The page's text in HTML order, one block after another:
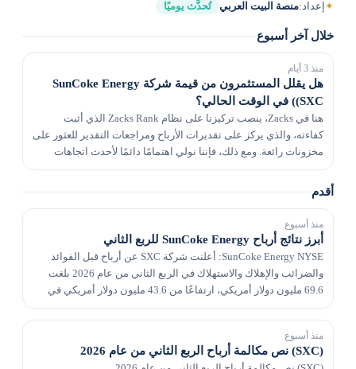
✦إعداد:منصة البيت العربي تُحدَّث يوميًا
خلال آخر أسبوع
منذ 3 أيام
هل يقلل المستثمرون من قيمة شركة SunCoke Energy
(SXC) في الوقت الحالي؟
هنا في Zacks، ينصب تركيزنا على نظام Zacks Rank الذي أثبت
كفاءته، والذي يركز على تقديرات الأرباح ومراجعات التقدير للعثور على
مخزونات رائعة. ومع ذلك، فإننا نولي اهتمامًا دائمًا لأحدث اتجاهات
أقدم
منذ أسبوع
أبرز نتائج أرباح SunCoke Energy للربع الثاني
SunCoke Energy NYSE: أعلنت شركة SXC عن أرباح قبل الفوائد
والضرائب والإهلاك والاستهلاك في الربع الثاني من عام 2026 بلغت
69.6 مليون دولار أمريكي، ارتفاعًا من 43.6 مليون دولار أمريكي في
منذ أسبوع
(SXC) نص مكالمة أرباح الربع الثاني من عام 2026